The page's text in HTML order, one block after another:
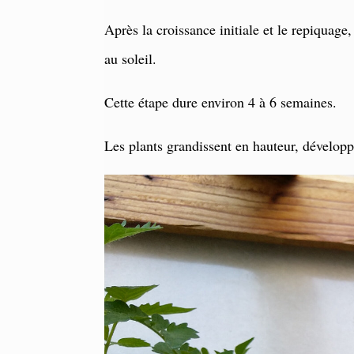
Après la croissance initiale et le
au soleil.
Cette étape dure environ 4 à 6 semaines.
Les plants grandissent en hauteur,